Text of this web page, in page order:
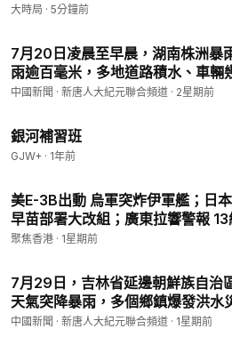
大時局 · 5分鐘前
7月20日凌晨至早晨，湖南株洲暴
雨逾百毫米，多地道路積水、車輛
新聞 新唐人大紀元聯合頻道
中國新聞 · 新唐人大紀元聯合頻道 · 2星期前
銀河補習班
GJW+ · 1年前
美E-3B出動 烏軍突炸伊軍艦；日
早苗部署大改組；廣東拉響警報
橋關閉 【今日看點】
聚焦香港 · 1星期前
7月29日，吉林省延邊朝鮮族自治
天氣突降暴雨，多個鄉鎮爆發洪水
新唐人大紀元聯合頻道
中國新聞 · 新唐人大紀元聯合頻道 · 1星期前